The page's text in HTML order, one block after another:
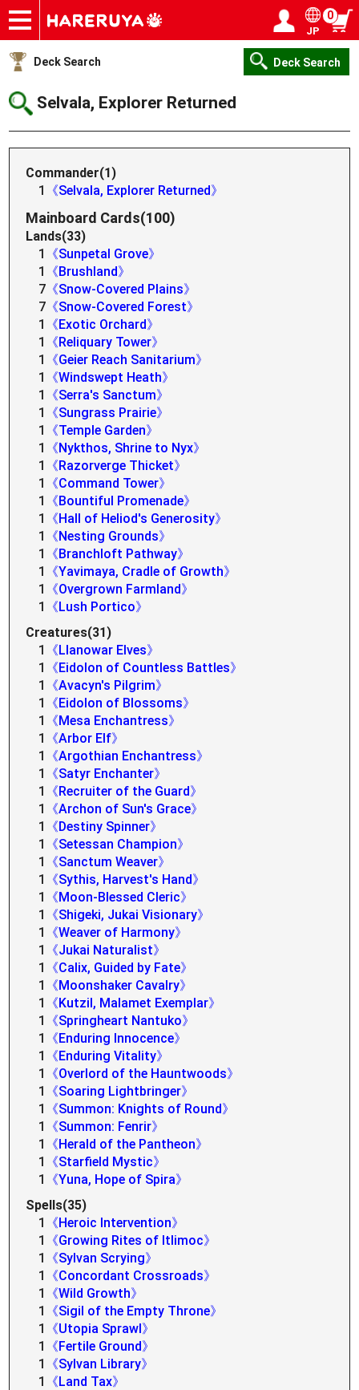
Onlineshop
Articles
Deck Search
Sponsored Players
Shop Info
Event Schedule
Help
Contact
JP
0
Deck Search Deck Search
Selvala, Explorer Returned
Commander(1)
1
《Selvala, Explorer Returned》
Mainboard Cards(100)
Lands(33)
1
《Sunpetal Grove》
1
《Brushland》
7 《Snow-Covered Plains》
7 《Snow-Covered Forest》
1
《Exotic Orchard》
1
《Reliquary Tower》
1
《Geier Reach Sanitarium》
1
《Windswept Heath》
1
《Serra's Sanctum》
1
《Sungrass Prairie》
1
《Temple Garden》
1
《Nykthos, Shrine to Nyx》
1
《Razorverge Thicket》
1
《Command Tower》
1
《Bountiful Promenade》
1
《Hall of Heliod's Generosity》
1
《Nesting Grounds》
1
《Branchloft Pathway》
1
《Yavimaya, Cradle of Growth》
1
《Overgrown Farmland》
1
《Lush Portico》
Creatures(31)
1
《Llanowar Elves》
1
《Eidolon of Countless Battles》
1
《Avacyn's Pilgrim》
1
《Eidolon of Blossoms》
1
《Mesa Enchantress》
1
《Arbor Elf》
1
《Argothian Enchantress》
1
《Satyr Enchanter》
1
《Recruiter of the Guard》
1
《Archon of Sun's Grace》
1
《Destiny Spinner》
1
《Setessan Champion》
1
《Sanctum Weaver》
1
《Sythis, Harvest's Hand》
1
《Moon-Blessed Cleric》
1
《Shigeki, Jukai Visionary》
1
《Weaver of Harmony》
1
《Jukai Naturalist》
1
《Calix, Guided by Fate》
1
《Moonshaker Cavalry》
1
《Kutzil, Malamet Exemplar》
1
《Springheart Nantuko》
1
《Enduring Innocence》
1
《Enduring Vitality》
1
《Overlord of the Hauntwoods》
1
《Soaring Lightbringer》
1
《Summon: Knights of Round》
1
《Summon: Fenrir》
1
《Herald of the Pantheon》
1
《Starfield Mystic》
1
《Yuna, Hope of Spira》
Spells(35)
1
《Heroic Intervention》
1
《Growing Rites of Itlimoc》
1
《Sylvan Scrying》
1
《Concordant Crossroads》
1
《Wild Growth》
1
《Sigil of the Empty Throne》
1
《Utopia Sprawl》
1
《Fertile Ground》
1
《Sylvan Library》
1
《Land Tax》